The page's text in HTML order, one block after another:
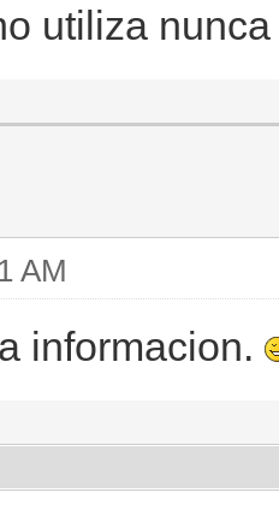
utiliza
AM
informacion.